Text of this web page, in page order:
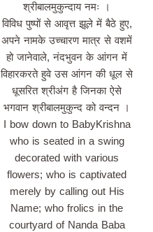
श्रीबालमुकुन्दाय नमः ।
विविध पुष्पों से आवृत्त झूले में बैठे हुए,
अपने नामके उच्चारण मात्र से वशमें
हो जानेवाले, नंदभुवन के आंगन में
विहारकरते हुवे उस आंगन की धूल से
धूसरित श्रीअंग है जिनका ऐसे
भगवान श्रीबालमुकुन्द को वन्दन ।
I bow down to BabyKrishna
who is seated in a swing
decorated with various
flowers; who is captivated
merely by calling out His
Name; who frolics in the
courtyard of Nanda Baba